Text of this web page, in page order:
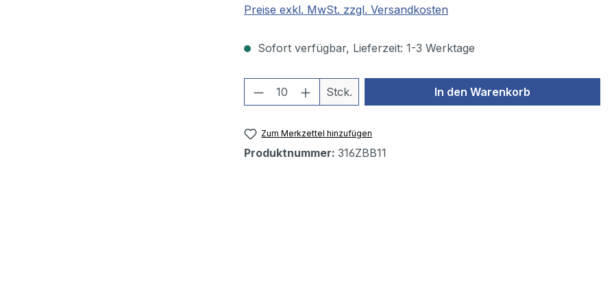
Preise exkl. MwSt. zzgl. Versandkosten
Sofort verfügbar, Lieferzeit: 1-3 Werktage
Produkt Anzahl: Gib den gewünschten Wert
Stck. In den Warenkorb
Zum Merkzettel hinzufügen
Produktnummer: 316ZBB11